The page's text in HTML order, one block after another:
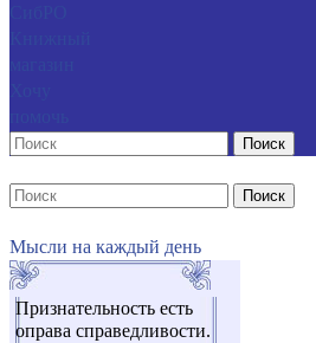
Поиск
Поиск
Мысли на каждый день
Признательность есть
оправа справедливости.